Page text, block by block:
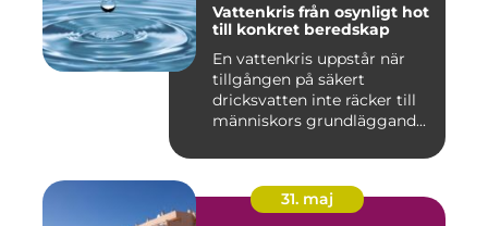
Vattenkris från osynligt hot
till konkret beredskap
En vattenkris uppstår när
tillgången på säkert
dricksvatten inte räcker till
människors grundläggand...
31. maj